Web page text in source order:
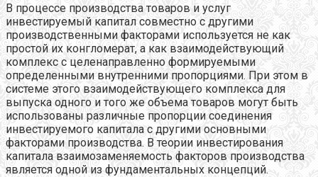
В процессе производства товаров и услуг
инвестируемый капитал совместно с другими
производственными факторами используется не как
простой их конгломерат, а как взаимодействующий
комплекс с целенаправленно формируемыми
определенными внутренними пропорциями. При этом в
системе этого взаимодействующего комплекса для
выпуска одного и того же объема товаров могут быть
использованы различные пропорции соединения
инвестируемого капитала с другими основными
факторами производства. В теории инвестирования
капитала взаимозаменяемость факторов производства
является одной из фундаментальных концепций.